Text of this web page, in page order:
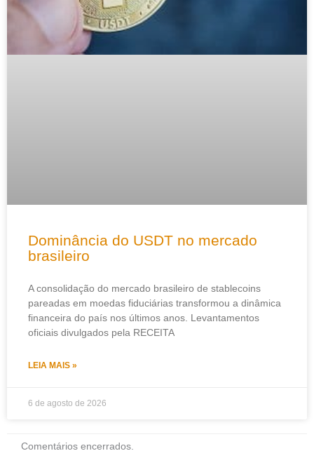
Dominância do USDT no mercado
brasileiro
A consolidação do mercado brasileiro de stablecoins
pareadas em moedas fiduciárias transformou a dinâmica
financeira do país nos últimos anos. Levantamentos
oficiais divulgados pela RECEITA
LEIA MAIS »
6 de agosto de 2026
Comentários encerrados.